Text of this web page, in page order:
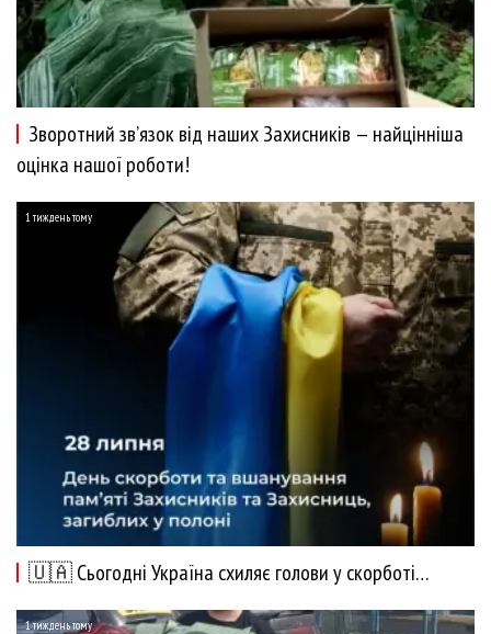
Зворотний зв’язок від наших Захисників — найцінніша
оцінка нашої роботи!
1 тиждень тому
🇺🇦 Сьогодні Україна схиляє голови у скорботі…
1 тиждень тому